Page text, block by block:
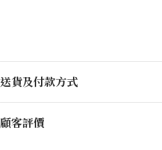
送貨及付款方式
顧客評價